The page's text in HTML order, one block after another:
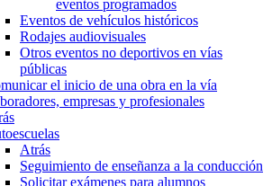
eventos programados
Eventos de vehículos históricos
Rodajes audiovisuales
Otros eventos no deportivos en vías
públicas
el inicio de una obra en la vía
empresas y profesionales
Atrás
Seguimiento de enseñanza a la conducción
Solicitar exámenes para alumnos